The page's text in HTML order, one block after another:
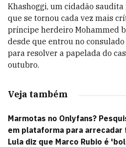
Khashoggi, um cidadão saudita
que se tornou cada vez mais
príncipe herdeiro Mohammed
desde que entrou no
para resolver a papelada do
outubro.
Veja também
Marmotas no Onlyfans?
em plataforma para arrecadar
Lula diz que Marco Rubio é